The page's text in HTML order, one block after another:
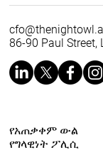
86-90 Paul Street,
የአጠቃቀም ውል
የግላዊነት ፖሊሲ